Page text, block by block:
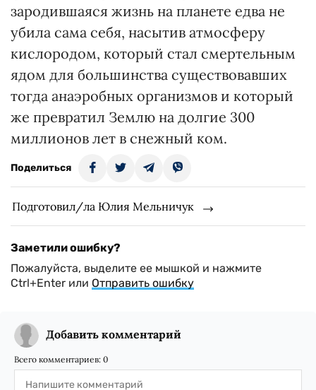
зародившаяся жизнь на планете едва не
убила сама себя, насытив атмосферу
кислородом, который стал смертельным
ядом для большинства существовавших
тогда анаэробных организмов и который
же превратил Землю на долгие 300
миллионов лет в снежный ком.
Поделиться
Подготовил/ла Юлия Мельничук
Заметили ошибку?
Пожалуйста, выделите ее мышкой и нажмите
Ctrl+Enter или Отправить ошибку
Добавить комментарий
Всего комментариев: 0